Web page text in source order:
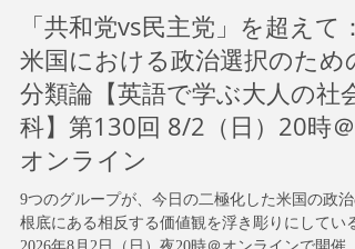
7月27日
読了時間: 6分
「共和党vs民主党」を超えて：
米国における政治選択のための
分類論【英語で学ぶ大人の社会
科】第130回 8/2（日）20時＠
オンライン
9つのグループが、今日の二極化した米国の政治